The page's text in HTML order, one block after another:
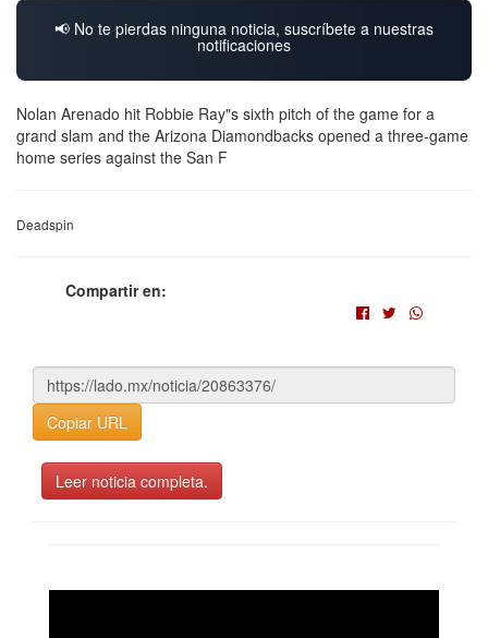
📢 No te pierdas ninguna noticia, suscríbete a nuestras
notificaciones
Nolan Arenado hit Robbie Ray"s sixth pitch of the game for a
grand slam and the Arizona Diamondbacks opened a three-game
home series against the San F
Deadspin
Compartir en:
Copiar URL
Leer noticia completa.